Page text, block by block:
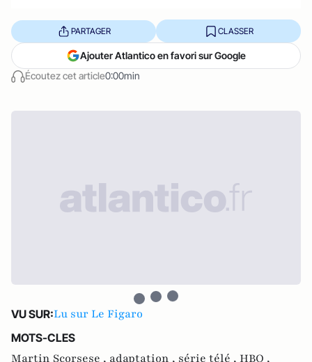
Écoutez cet article0:00min
PARTAGER CLASSER
Ajouter Atlantico en favori sur Google
VU SUR:Lu sur Le Figaro
MOTS-CLES
Martin Scorsese , adaptation , série télé , HBO ,